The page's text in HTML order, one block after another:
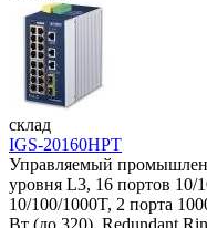
склад
IGS-20160HPT
Управляемый
уровня L3, 16 портов 10/
10/100/1000T, 2 порта
Вт (до 320), Redundant